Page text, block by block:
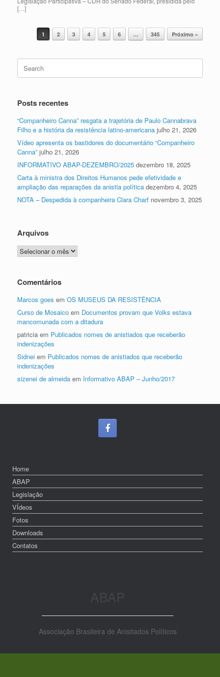
[…]
Post navigation
1 2 3 4 5 6 … 345 Próximo »
Search
for:
Posts recentes
“Companheiro Canna” resgata a trajetória de Paulo Cannabrava
Filho e a história da resistência latino-americana julho 21, 2026
Vídeo apresenta os bastidores do documentário “Companheiro
Canna” julho 21, 2026
INFORMATIVO ABAP-DEZEMBRO/2025 dezembro 18, 2025
Carta à ministra dos Direitos Humanos pede efetividade e
ampliação das reparações da anistia política dezembro 4, 2025
NOTA – Despedida à companheira Clara Charf novembro 3, 2025
Arquivos
Arquivos
Comentários
Marcos goes em OS MUSEUS DA RESISTÊNCIA
Curso de Mosaico em Documentos provam que Volks estava
mancomunada com a ditadura
patricia em Publicados nomes de anistiados que receberão
indenizações
Sidnei em Publicados nomes de anistiados que receberão
indenizações
sizenei de almeida em Informativo ABAP – Junho/2017
Home
ABAP
Legislação
VÍdeos
Fotos
Downloads
Contatos
Associação Brasileira de Anistiados Políticos